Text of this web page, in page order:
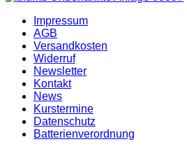
Impressum
AGB
Versandkosten
Widerruf
Newsletter
Kontakt
News
Kurstermine
Datenschutz
Batterienverordnung